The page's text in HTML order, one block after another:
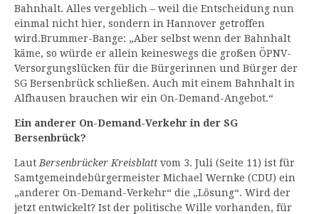
Bahnhalt. Alles vergeblich – weil die Entscheidung nun
einmal nicht hier, sondern in Hannover getroffen
wird.Brummer-Bange: „Aber selbst wenn der Bahnhalt
käme, so würde er allein keineswegs die großen ÖPNV-
Versorgungslücken für die Bürgerinnen und Bürger der
SG Bersenbrück schließen. Auch mit einem Bahnhalt in
Alfhausen brauchen wir ein On-Demand-Angebot.“
Ein anderer On-Demand-Verkehr in der SG
Bersenbrück?
Laut Bersenbrücker Kreisblatt vom 3. Juli (Seite 11) ist für
Samtgemeindebürgermeister Michael Wernke (CDU) ein
„anderer On-Demand-Verkehr“ die „Lösung“. Wird der
jetzt entwickelt? Ist der politische Wille vorhanden, für